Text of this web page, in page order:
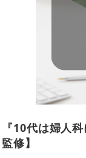
『10代は婦人
監修】